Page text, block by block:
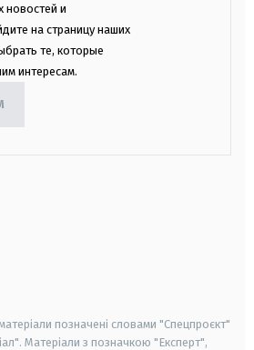
новостей и
на страницу наших
те, которые
интересам.
позначені словами "Спецпроєкт"
Матеріали з позначкою "Експерт",